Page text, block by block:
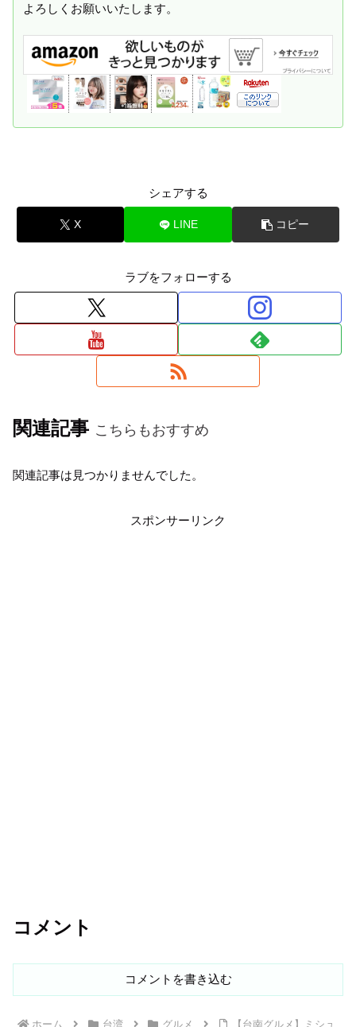
よろしくお願いいたします。
シェアする
X LINE コピー
ラブをフォローする
関連記事 こちらもおすすめ
関連記事は見つかりませんでした。
スポンサーリンク
コメント
コメントを書き込む
ホーム 台湾 グルメ 【台南グルメ】ミシュ